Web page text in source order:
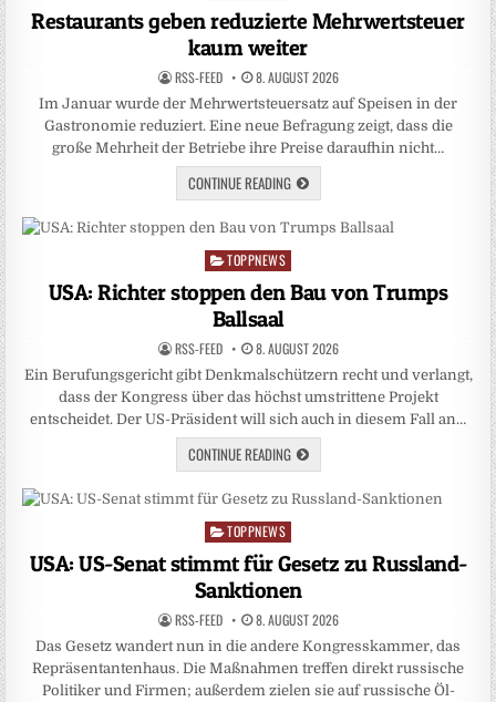
Restaurants geben reduzierte Mehrwertsteuer
kaum weiter
RSS-FEED 8. AUGUST 2026
Im Januar wurde der Mehrwertsteuersatz auf Speisen in der
Gastronomie reduziert. Eine neue Befragung zeigt, dass die
große Mehrheit der Betriebe ihre Preise daraufhin nicht…
CONTINUE READING
Posted
TOPPNEWS
USA: Richter stoppen den Bau von Trumps
Ballsaal
RSS-FEED 8. AUGUST 2026
Ein Berufungsgericht gibt Denkmalschützern recht und verlangt,
dass der Kongress über das höchst umstrittene Projekt
entscheidet. Der US-Präsident will sich auch in diesem Fall an…
CONTINUE READING
Posted
TOPPNEWS
USA: US-Senat stimmt für Gesetz zu Russland-
Sanktionen
RSS-FEED 8. AUGUST 2026
Das Gesetz wandert nun in die andere Kongresskammer, das
Repräsentantenhaus. Die Maßnahmen treffen direkt russische
Politiker und Firmen; außerdem zielen sie auf russische Öl-